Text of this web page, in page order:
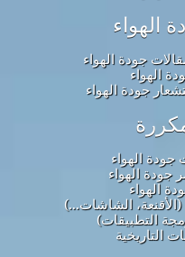
الهواء
جودة الهواء
الهواء
جودة الهواء
جودة الهواء
الهواء
الهواء
الشاشات...)
التاريخية